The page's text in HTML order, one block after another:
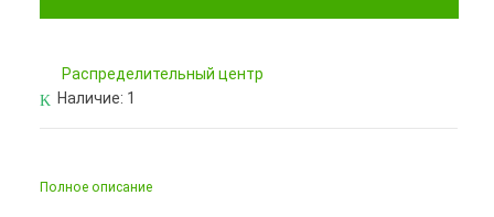
Pаспределительный центр
Наличие: 1
Полное описание